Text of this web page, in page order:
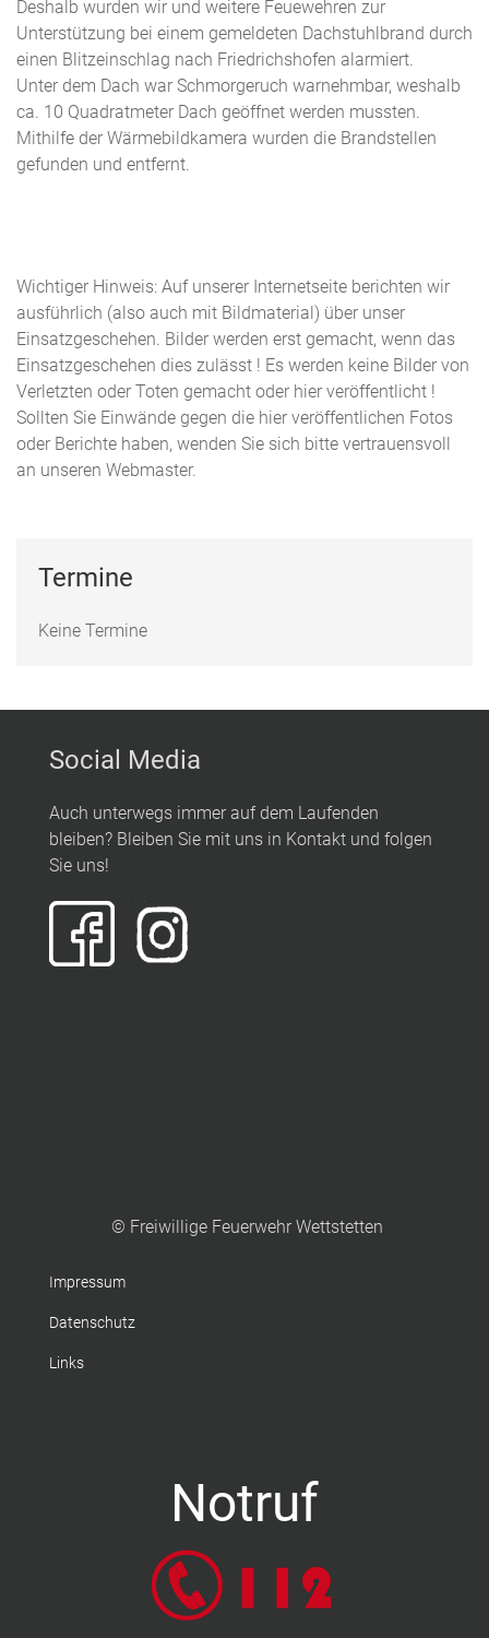
Deshalb wurden wir und weitere Feuewehren zur
Unterstützung bei einem gemeldeten Dachstuhlbrand durch
einen Blitzeinschlag nach Friedrichshofen alarmiert.
Unter dem Dach war Schmorgeruch warnehmbar, weshalb
ca. 10 Quadratmeter Dach geöffnet werden mussten.
Mithilfe der Wärmebildkamera wurden die Brandstellen
gefunden und entfernt.
Wichtiger Hinweis: Auf unserer Internetseite berichten wir
ausführlich (also auch mit Bildmaterial) über unser
Einsatzgeschehen. Bilder werden erst gemacht, wenn das
Einsatzgeschehen dies zulässt ! Es werden keine Bilder von
Verletzten oder Toten gemacht oder hier veröffentlicht !
Sollten Sie Einwände gegen die hier veröffentlichen Fotos
oder Berichte haben, wenden Sie sich bitte vertrauensvoll
an unseren Webmaster.
Termine
Keine Termine
Social Media
Auch unterwegs immer auf dem Laufenden
bleiben? Bleiben Sie mit uns in Kontakt und folgen
Sie uns!
© Freiwillige Feuerwehr Wettstetten
Impressum
Datenschutz
Links
Notruf